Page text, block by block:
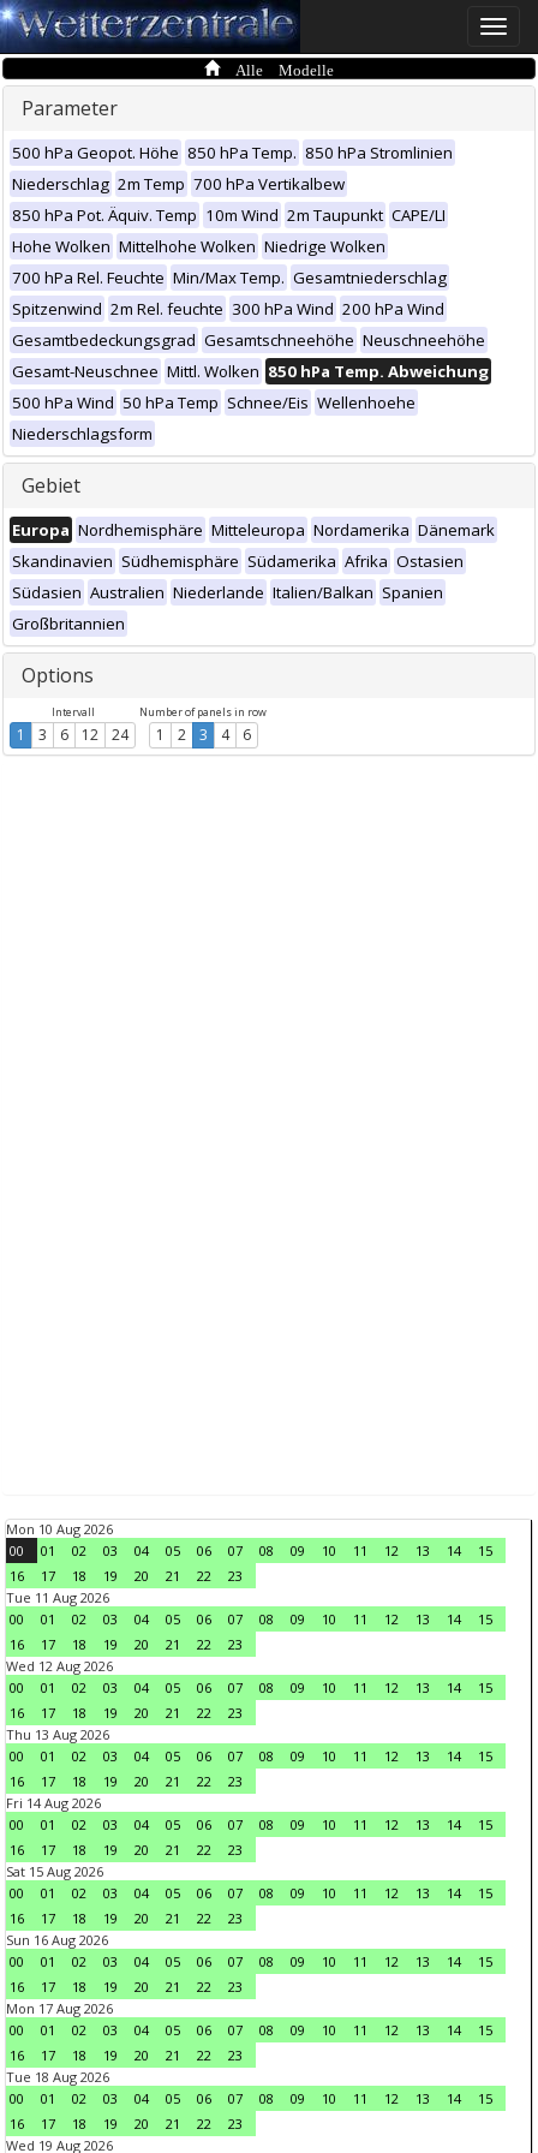
Toggle
Alle Modelle
Parameter
500 hPa Geopot. Höhe 850 hPa Temp. 850 hPa Stromlinien
Niederschlag 2m Temp 700 hPa Vertikalbew
850 hPa Pot. Äquiv. Temp 10m Wind 2m Taupunkt CAPE/LI
Hohe Wolken Mittelhohe Wolken Niedrige Wolken
700 hPa Rel. Feuchte Min/Max Temp. Gesamtniederschlag
Spitzenwind 2m Rel. feuchte 300 hPa Wind 200 hPa Wind
Gesamtbedeckungsgrad Gesamtschneehöhe Neuschneehöhe
Gesamt-Neuschnee Mittl. Wolken 850 hPa Temp. Abweichung
500 hPa Wind 50 hPa Temp Schnee/Eis Wellenhoehe
Niederschlagsform
Gebiet
Europa Nordhemisphäre Mitteleuropa Nordamerika Dänemark
Skandinavien Südhemisphäre Südamerika Afrika Ostasien
Südasien Australien Niederlande Italien/Balkan Spanien
Großbritannien
Options
Intervall
1 3 6 12 24
Number of panels in row
1 2 3 4 6
Mon 10 Aug 2026
00
01 02 03 04 05 06 07 08 09 10 11 12 13 14
15
16
17 18 19 20 21 22
23
Tue 11 Aug 2026
00
01 02 03 04 05 06 07 08 09 10 11 12 13 14
15
16
17 18 19 20 21 22
23
Wed 12 Aug 2026
00
01 02 03 04 05 06 07 08 09 10 11 12 13 14
15
16
17 18 19 20 21 22
23
Thu 13 Aug 2026
00
01 02 03 04 05 06 07 08 09 10 11 12 13 14
15
16
17 18 19 20 21 22
23
Fri 14 Aug 2026
00
01 02 03 04 05 06 07 08 09 10 11 12 13 14
15
16
17 18 19 20 21 22
23
Sat 15 Aug 2026
00
01 02 03 04 05 06 07 08 09 10 11 12 13 14
15
16
17 18 19 20 21 22
23
Sun 16 Aug 2026
00
01 02 03 04 05 06 07 08 09 10 11 12 13 14
15
16
17 18 19 20 21 22
23
Mon 17 Aug 2026
00
01 02 03 04 05 06 07 08 09 10 11 12 13 14
15
16
17 18 19 20 21 22
23
Tue 18 Aug 2026
00
01 02 03 04 05 06 07 08 09 10 11 12 13 14
15
16
17 18 19 20 21 22
23
Wed 19 Aug 2026